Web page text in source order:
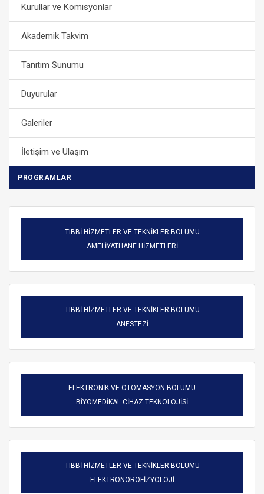
Kurullar ve Komisyonlar
Akademik Takvim
Tanıtım Sunumu
Duyurular
Galeriler
İletişim ve Ulaşım
PROGRAMLAR
TIBBİ HİZMETLER VE TEKNİKLER BÖLÜMÜ
AMELİYATHANE HİZMETLERİ
TIBBİ HİZMETLER VE TEKNİKLER BÖLÜMÜ
ANESTEZİ
ELEKTRONİK VE OTOMASYON BÖLÜMÜ
BİYOMEDİKAL CİHAZ TEKNOLOJİSİ
TIBBİ HİZMETLER VE TEKNİKLER BÖLÜMÜ
ELEKTRONÖROFİZYOLOJİ